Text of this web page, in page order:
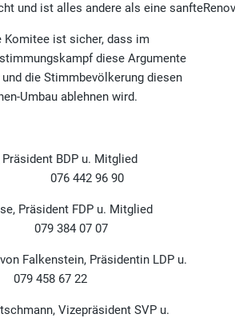
und ist alles andere als eine
Komitee ist sicher, dass im
diese Argumente
und die Stimmbevölkerung diesen
Umbau ablehnen wird.
BDP u. Mitglied
442 96 90
Präsident FDP u. Mitglied
384 07 07
Falkenstein, Präsidentin LDP u.
458 67 22
Vizepräsident SVP u.